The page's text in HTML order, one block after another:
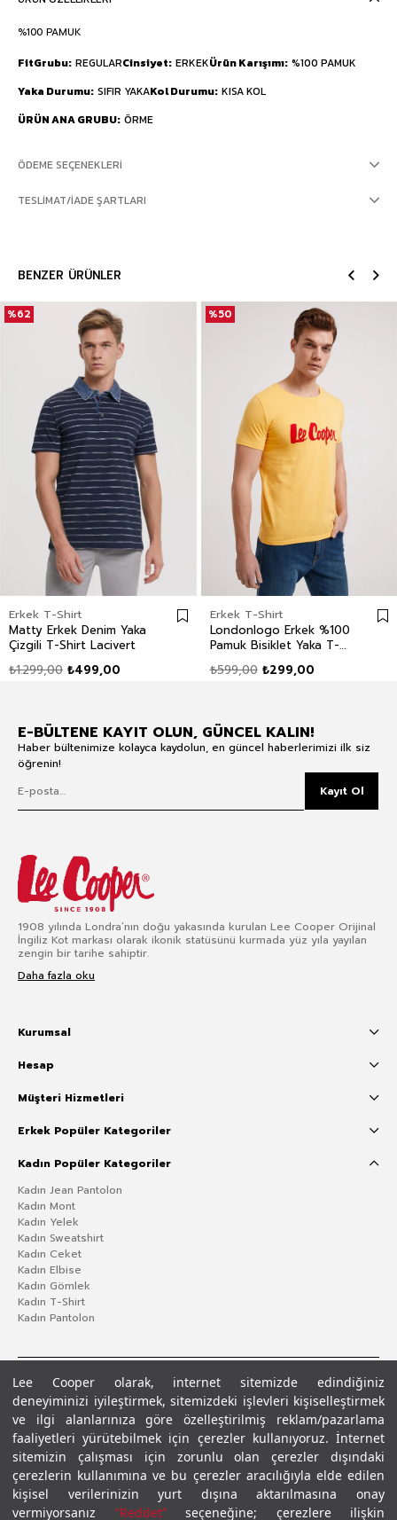
Lee Cooper olarak, internet sitemizde edindiğiniz
deneyiminizi iyileştirmek, sitemizdeki işlevleri kişiselleştirmek
ve ilgi alanlarınıza göre özelleştirilmiş reklam/pazarlama
faaliyetleri yürütebilmek için çerezler kullanıyoruz. İnternet
sitemizin çalışması için zorunlu olan çerezler dışındaki
çerezlerin kullanımına ve bu çerezler aracılığıyla elde edilen
kişisel verilerinizin yurt dışına aktarılmasına onay
vermiyorsanız “Reddet”seçeneğine; çerezlere ilişkin
%100 PAMUK
FitGrubu REGULARCinsiyet ERKEKÜrün Karışımı %100 PAMUK
Yaka Durumu SIFIR YAKAKol Durumu KISA KOL
ÜRÜN ANA GRUBU ÖRME
ÖDEME SEÇENEKLERI
TESLIMAT/İADE ŞARTLARI
BENZER ÜRÜNLER
Erkek T-Shirt
Matty Erkek Denim Yaka
Çizgili T-Shirt Lacivert
₺499,00
₺1.299,00
%62
Erkek T-Shirt
Londonlogo Erkek %100
Pamuk Bisiklet Yaka T-
₺299,00
₺599,00
%50
E-BÜLTENE KAYIT OLUN, GÜNCEL KALIN!
Haber bültenimize kolayca kaydolun, en güncel haberlerimizi ilk siz
öğrenin!
Kayıt Ol
1908 yılında Londra’nın doğu yakasında kurulan Lee Cooper Orijinal
İngiliz Kot markası olarak ikonik statüsünü kurmada yüz yıla yayılan
zengin bir tarihe sahiptir.
Daha fazla oku
Kurumsal
Hesap
Müşteri Hizmetleri
Erkek Popüler Kategoriler
Kadın Popüler Kategoriler
Kadın Jean Pantolon
Kadın Mont
Kadın Yelek
Kadın Sweatshirt
Kadın Ceket
Kadın Elbise
Kadın Gömlek
Kadın T-Shirt
Kadın Pantolon
Gizlilik PolitikasıÇerez Politikası KVKK Aydınlatma MetniŞartlar ve Koşullar
© 2026 Leecooper - Tüm Hakları Saklıdır.